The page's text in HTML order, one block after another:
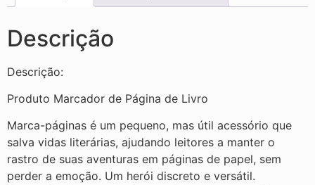
Descrição
Descrição:
Produto Marcador de Página de Livro
Marca-páginas é um pequeno, mas útil acessório que
salva vidas literárias, ajudando leitores a manter o
rastro de suas aventuras em páginas de papel, sem
perder a emoção. Um herói discreto e versátil.